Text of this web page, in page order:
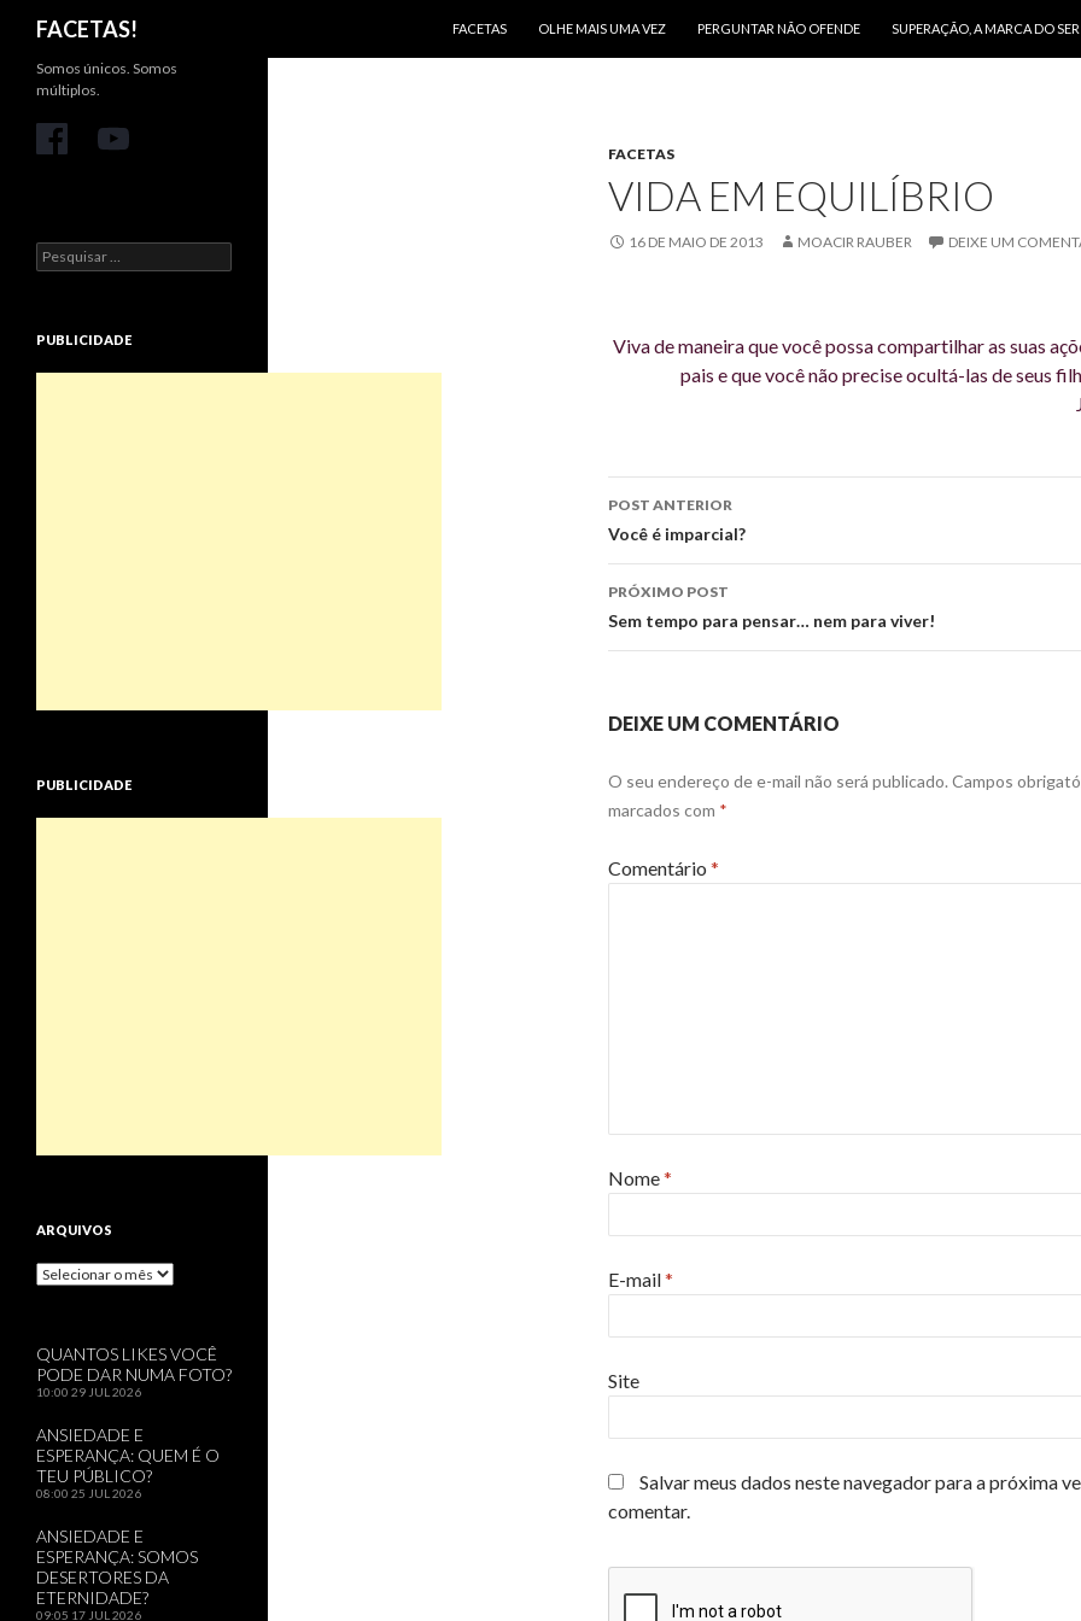
FACETAS!
FACETAS
OLHE MAIS UMA VEZ PERGUNTAR NÃO OFENDE SUPERAÇÃO, A MARCA DO
FACETAS
VIDA EM EQUILÍBRIO
16 DE MAIO DE 2013 MOACIR RAUBER DEIXE UM
Viva de maneira que você possa compartilhar as suas
pais e que você não precise ocultá-las de seus
Navegação
de
posts
POST ANTERIOR
Você é imparcial?
PRÓXIMO POST
Sem tempo para pensar… nem para viver!
DEIXE UM COMENTÁRIO
O seu endereço de e-mail não será publicado. Campos
marcados com *
Comentário *
Nome*
E-mail*
Site
Salvar meus dados neste navegador para a próxima
comentar.
Somos únicos. Somos
múltiplos.
Pesquisar
por:
PUBLICIDADE
PUBLICIDADE
ARQUIVOS
Arquivos
QUANTOS LIKES VOCÊ
PODE DAR NUMA FOTO?
10:00 29 JUL 2026
ANSIEDADE E
ESPERANÇA: QUEM É O
TEU PÚBLICO?
08:00 25 JUL 2026
ANSIEDADE E
ESPERANÇA: SOMOS
DESERTORES DA
ETERNIDADE?
09:05 17 JUL 2026